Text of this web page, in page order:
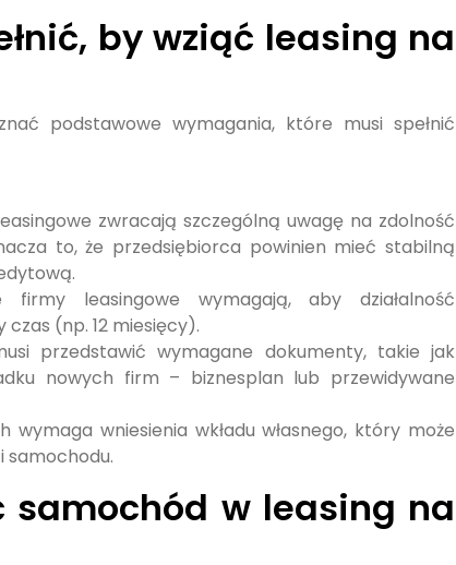
by wziąć leasing na
podstawowe wymagania, które musi spełnić
zwracają szczególną uwagę na zdolność
to, że przedsiębiorca powinien mieć stabilną
firmy leasingowe wymagają, aby działalność
(np. 12 miesięcy).
przedstawić wymagane dokumenty, takie jak
nowych firm – biznesplan lub przewidywane
wymaga wniesienia wkładu własnego, który może
samochodu.
samochód w leasing na